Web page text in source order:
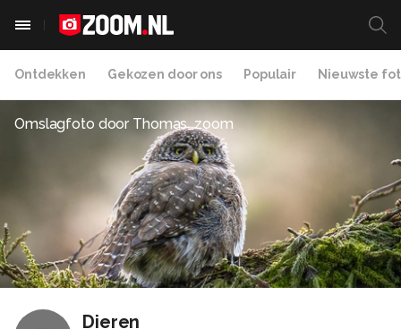
Ontdekken Gekozen door ons Populair Nieuwste
Omslagfoto door Thomas_zoom
Dieren